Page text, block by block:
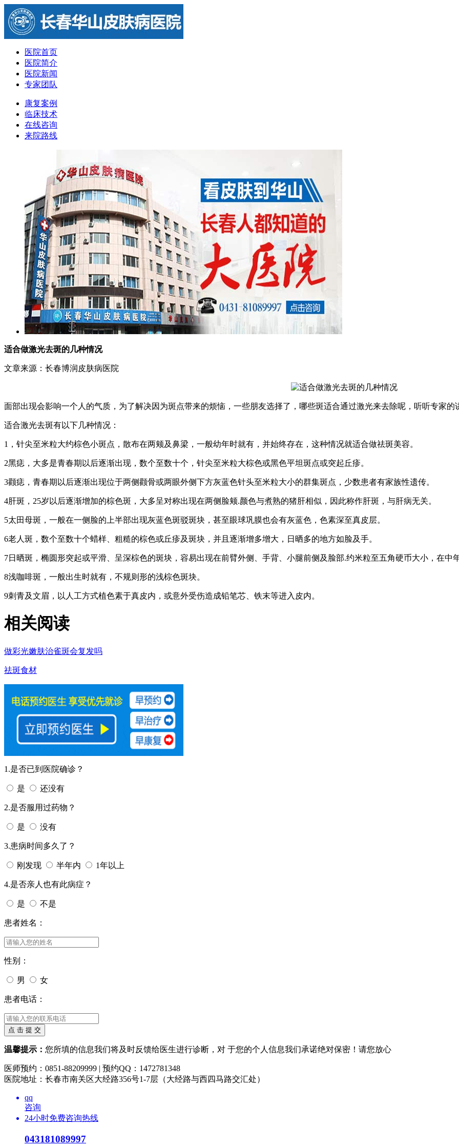
医院首页
医院简介
医院新闻
专家团队
康复案例
临床技术
在线咨询
来院路线
适合做激光去斑的几种情况
文章来源：长春博润皮肤病医院
面部出现会影响一个人的气质，为了解决因为斑点带来的烦恼，一些朋友选择了，哪些斑适合通过激光来去除呢，听听专家的
适合激光去斑有以下几种情况：
1，针尖至米粒大约棕色小斑点，散布在两颊及鼻梁，一般幼年时就有，并始终存在，这种情况就适合做祛斑美容。
2黑痣，大多是青春期以后逐渐出现，数个至数十个，针尖至米粒大棕色或黑色平坦斑点或突起丘疹。
3颧痣，青春期以后逐渐出现位于两侧颧骨或两眼外侧下方灰蓝色针头至米粒大小的群集斑点，少数患者有家族性遗传。
4肝斑，25岁以后逐渐增加的棕色斑，大多呈对称出现在两侧脸颊.颜色与煮熟的猪肝相似，因此称作肝斑，与肝病无关。
5太田母斑，一般在一侧脸的上半部出现灰蓝色斑驳斑块，甚至眼球巩膜也会有灰蓝色，色素深至真皮层。
6老人斑，数个至数十个蜡样、粗糙的棕色或丘疹及斑块，并且逐渐增多增大，日晒多的地方如脸及手。
7日晒斑，椭圆形突起或平滑、呈深棕色的斑块，容易出现在前臂外侧、手背、小腿前侧及脸部.约米粒至五角硬币大小，在中
8浅咖啡斑，一般出生时就有，不规则形的浅棕色斑块。
9刺青及文眉，以人工方式植色素于真皮内，或意外受伤造成铅笔芯、铁末等进入皮内。
相关阅读
做彩光嫩肤治雀斑会复发吗
祛斑食材
1.是否已到医院确诊？
是 还没有
2.是否服用过药物？
是 没有
3.患病时间多久了？
刚发现 半年内 1年以上
4.是否亲人也有此病症？
是 不是
患者姓名：
性别：
男 女
患者电话：
温馨提示： 您所填的信息我们将及时反馈给医生进行诊断，对 于您的个人信息我们承诺绝对保密！请您放心
医师预约：0851-88209999 | 预约QQ：1472781348
医院地址：长春市南关区大经路356号1-7层（大经路与西四马路交汇处）
qq
咨询
24小时免费咨询热线
043181089997